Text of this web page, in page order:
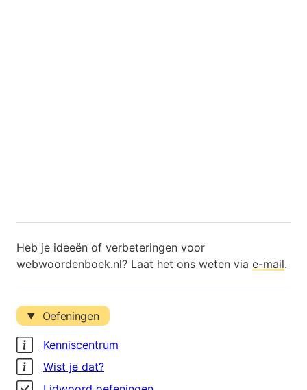
Heb je ideeën of verbeteringen voor
webwoordenboek.nl? Laat het ons weten via e-mail.
Oefeningen
Kenniscentrum
Wist je dat?